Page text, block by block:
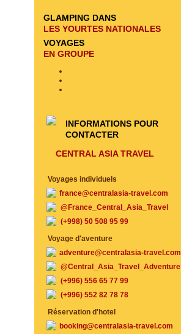
GLAMPING DANS
LES YOURTES NATIONALES
VOYAGES
EN GROUPE
INFORMATIONS POUR
CONTACTER
CENTRAL ASIA TRAVEL
Voyages individuels
france@centralasia-travel.com
@France_Central_Asia_Travel
(+998) 50 508 95 99
Voyage d'aventure
adventure@centralasia-travel.com
@Central_Asia_Travel_Adventure
(+996) 556 65 77 99
(+996) 552 82 78 78
Réservation d'hotel
booking@centralasia-travel.com